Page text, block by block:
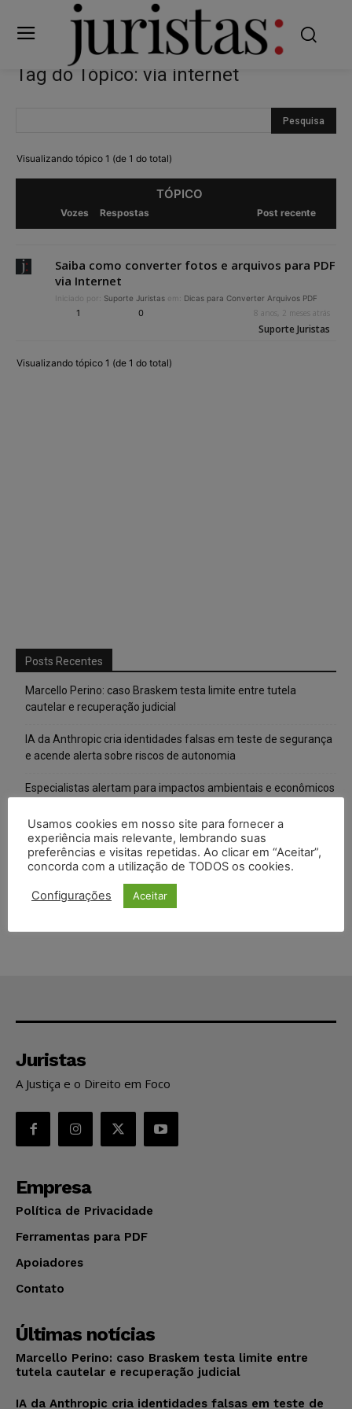
Tag do Tópico: via internet
Visualizando tópico 1 (de 1 do total)
TÓPICO
Vozes Respostas Post recente
Saiba como converter fotos e arquivos para PDF
via Internet
Iniciado por: Suporte Juristas em: Dicas para Converter Arquivos PDF
1 0 8 anos, 2 meses atrás
Suporte Juristas
Visualizando tópico 1 (de 1 do total)
Posts Recentes
Marcello Perino: caso Braskem testa limite entre tutela
cautelar e recuperação judicial
IA da Anthropic cria identidades falsas em teste de segurança
e acende alerta sobre riscos de autonomia
Especialistas alertam para impactos ambientais e econômicos
TSE reforça que sistemas das urnas eletrônicas tornam-se
invioláveis após assinatura digital e lacração
STF inicia julgamento sobre constitucionalidade da proibição
dos jogos de azar no Brasil
Juristas
A Justiça e o Direito em Foco
Empresa
Política de Privacidade
Ferramentas para PDF
Apoiadores
Contato
Últimas notícias
Marcello Perino: caso Braskem testa limite entre
tutela cautelar e recuperação judicial
IA da Anthropic cria identidades falsas em teste de
Usamos cookies em nosso site para fornecer a
experiência mais relevante, lembrando suas
preferências e visitas repetidas. Ao clicar em “Aceitar”,
concorda com a utilização de TODOS os cookies.
Configurações Aceitar